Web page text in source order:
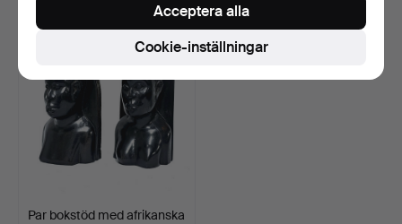
Par bokstöd med afrikanska
Cookie-inställningar
Acceptera alla